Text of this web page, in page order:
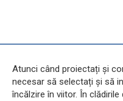
Atunci când proiectați și
necesar să selectați și să
încălzire în viitor. În